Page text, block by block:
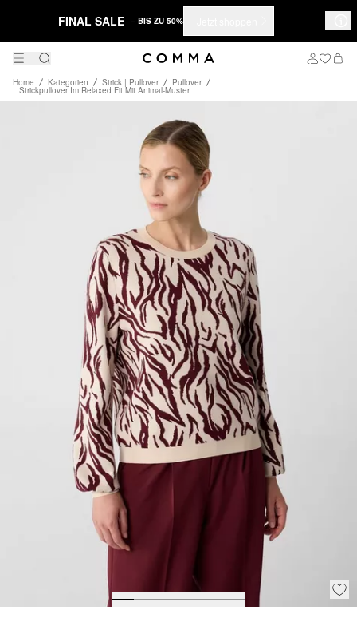
FINAL SALE – BIS ZU 50%
Home Kategorien Strick | Pullover Pullover
Strickpullover Im Relaxed Fit Mit Animal-Muster